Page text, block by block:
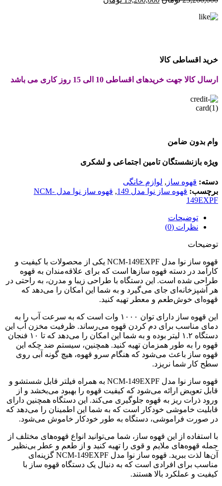
خرید اقساطی کالا
ارسال کالا جهت خریدهای اقساطی 10 الی 15 روز کاری می باشد
وام بدون ضامن
ویژه بازنشستگان تامین اجتماعی و لشکری
دسته: قهوه ساز , لوازم خانگی
برچسب: قهوه ساز نوا مدل 149 ,
قهوه ساز نوا مدل NCM-
149EXPF
توضیحات
نظرات (0)
توضیحات
قهوه ساز نوا مدل NCM-149EXPF یکی از محصولات با کیفیت و
کارآمد در دسته قهوه سازها است که برای علاقه‌مندان به قهوه
طراحی شده است. این دستگاه با طراحی زیبا و مدرن، به راحتی در
هر آشپزخانه‌ای جای می‌گیرد و به شما این امکان را می‌دهد که
قهوه‌ای خوش‌طعم و معطر تهیه کنید.
این قهوه ساز دارای توان ۱۰۰۰ وات است که به سرعت آب را به
دمای مناسب برای دم کردن قهوه می‌رساند. ظرفیت مخزن آب این
دستگاه ۱.۲ لیتر بوده و به شما این امکان را می‌دهد که تا ۱۰ فنجان
قهوه را به طور همزمان تهیه کنید. همچنین، سیستم ضد چکه این
قهوه ساز باعث می‌شود که هنگام سرو قهوه، هیچ گونه آبی روی
سطح کار شما نریزد.
قهوه ساز نوا مدل NCM-149EXPF به همراه فیلتر قابل شستشو و
قابل تعویض ارائه می‌شود که کیفیت قهوه را بهبود می‌بخشد و از
ورود ذرات ریز به قهوه جلوگیری می‌کند. این دستگاه همچنین دارای
قابلیت خاموشی خودکار است که به شما این اطمینان را می‌دهد که
در صورت فراموشی، دستگاه به طور خودکار خاموش می‌شود.
با استفاده از این قهوه ساز، شما می‌توانید انواع قهوه‌های مختلف از
جمله قهوه‌های ملایم و قوی را تهیه کنید و از طعم و عطر بی‌نظیر
آن‌ها لذت ببرید. قهوه ساز نوا مدل NCM-149EXPF گزینه‌ای
مناسب برای افرادی است که به دنبال یک دستگاه قهوه ساز با
کیفیت و عملکرد بالا هستند.